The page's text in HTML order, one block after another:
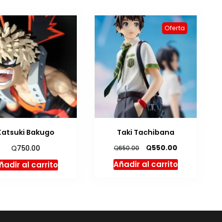
Bakugo
Q750.00
al carrito
Oferta
Taki Tachibana
Q650.00
precio
original
Q550.00El
precio
actual
Añadir al carrito